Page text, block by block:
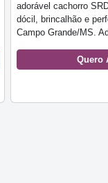
adorável cachorro
dócil, brincalhão e
Campo Grande/MS.
Quero